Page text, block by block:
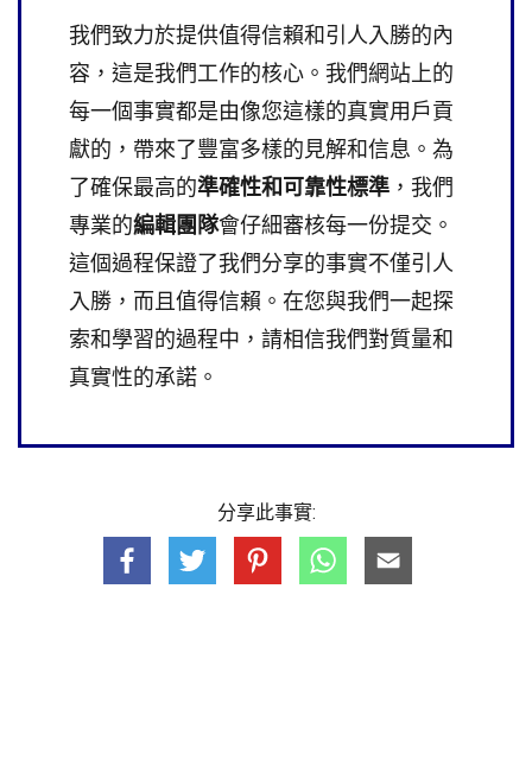
我們致力於提供值得信賴和引人入勝的內
容，這是我們工作的核心。我們網站上的
每一個事實都是由像您這樣的真實用戶貢
獻的，帶來了豐富多樣的見解和信息。為
了確保最高的準確性和可靠性標準 ，我們
專業的編輯團隊會仔細審核每一份提交。
這個過程保證了我們分享的事實不僅引人
入勝，而且值得信賴。在您與我們一起探
索和學習的過程中，請相信我們對質量和
真實性的承諾。
分享此事實: